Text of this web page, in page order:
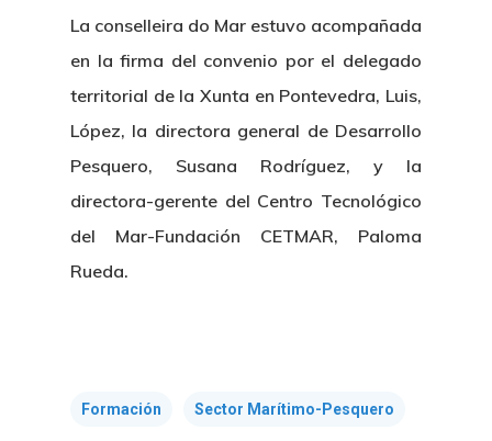
La conselleira do Mar estuvo acompañada
en la firma del convenio por el delegado
territorial de la Xunta en Pontevedra, Luis,
López, la directora general de Desarrollo
Pesquero, Susana Rodríguez, y la
directora-gerente del Centro Tecnológico
del Mar-Fundación CETMAR, Paloma
Rueda.
Formación Sector Marítimo-Pesquero
Patronato
Identidad Corporativa
Manual De Identidad
Corporativa
Contacto
Publicaciones
Memoria
Centro De
Boletín De Noticias
Contratación
Empleo
Licitaciones
Gobierno